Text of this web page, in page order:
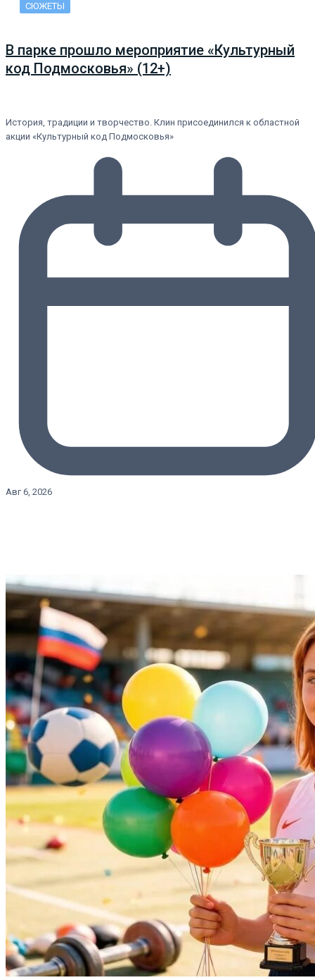
СЮЖЕТЫ
В парке прошло мероприятие «Культурный
код Подмосковья» (12+)
История, традиции и творчество. Клин присоединился к областной
акции «Культурный код Подмосковья»
Авг 6, 2026